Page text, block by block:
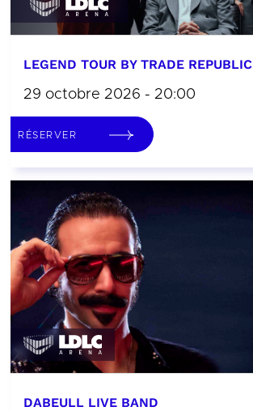
LEGEND TOUR BY TRADE REPUBLIC
29 octobre 2026 - 20:00
RÉSERVER
DABEULL LIVE BAND